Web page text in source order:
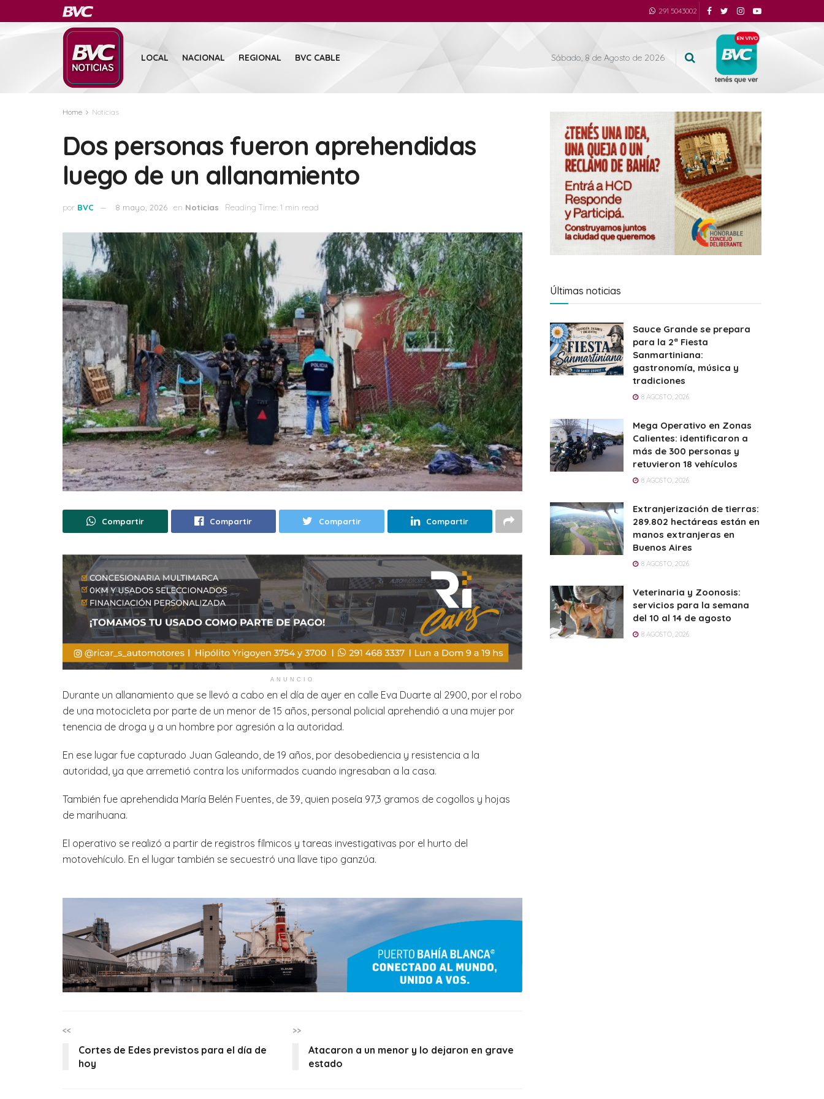
291 5043002
LOCAL NACIONAL REGIONAL BVC CABLE Sábado, 8 de Agosto de 2026
Home Noticias
Dos personas fueron aprehendidas
luego de un allanamiento
por BVC 8 mayo, 2026 en Noticias Reading Time: 1 min read
Compartir Compartir Compartir Compartir
ANUNCIO
Durante un allanamiento que se llevó a cabo en el día de ayer en calle Eva Duarte al 2900, por el robo
de una motocicleta por parte de un menor de 15 años, personal policial aprehendió a una mujer por
tenencia de droga y a un hombre por agresión a la autoridad.
En ese lugar fue capturado Juan Galeando, de 19 años, por desobediencia y resistencia a la
autoridad, ya que arremetió contra los uniformados cuando ingresaban a la casa.
También fue aprehendida María Belén Fuentes, de 39, quien poseía 97,3 gramos de cogollos y hojas
de marihuana.
El operativo se realizó a partir de registros fílmicos y tareas investigativas por el hurto del
motovehículo. En el lugar también se secuestró una llave tipo ganzúa.
<<
Cortes de Edes previstos para el día de
hoy
>>
Atacaron a un menor y lo dejaron en grave
estado
Últimas noticias
Sauce Grande se prepara
para la 2ª Fiesta
Sanmartiniana:
gastronomía, música y
tradiciones
8 AGOSTO, 2026
Mega Operativo en Zonas
Calientes: identificaron a
más de 300 personas y
retuvieron 18 vehículos
8 AGOSTO, 2026
Extranjerización de tierras:
289.802 hectáreas están en
manos extranjeras en
Buenos Aires
8 AGOSTO, 2026
Veterinaria y Zoonosis:
servicios para la semana
del 10 al 14 de agosto
8 AGOSTO, 2026